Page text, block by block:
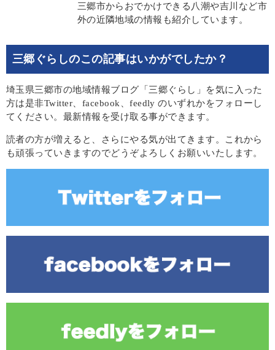
三郷市からおでかけできる八潮や吉川など市
外の近隣地域の情報も紹介しています。
三郷ぐらしのこの記事はいかがでしたか？
埼玉県三郷市の地域情報ブログ「三郷ぐらし」を気に入った
方は是非Twitter、facebook、feedly のいずれかをフォローし
てください。最新情報を受け取る事ができます。
読者の方が増えると、さらにやる気が出てきます。これから
も頑張っていきますのでどうぞよろしくお願いいたします。